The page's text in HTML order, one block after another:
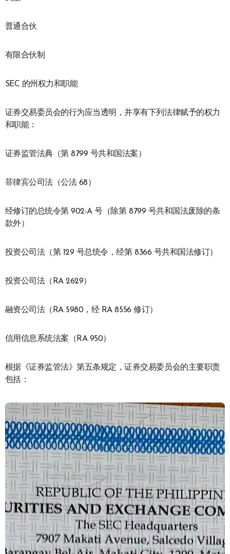
普通合伙
有限合伙制
SEC 的州权力和职能
证券交易委员会的行为应当透明，并享有下列法律赋予的权力
和职能：
证券监管法典（第 8799 号共和国法案）
菲律宾公司法（公法 68）
经修订的总统令第 902-A 号（除第 8799 号共和国法废除的条
款外）
投资公司法（第 129 号总统令，经第 8366 号共和国法修订）
投资公司法（RA 2629）
融资公司法（RA 5980，经 RA 8556 修订）
信用信息系统法案（RA 950）
根据《证券监管法》第五条规定，证券交易委员会的主要职责
包括：